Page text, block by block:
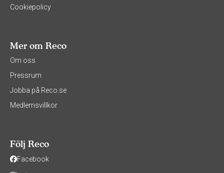
Cookiepolicy
Mer om Reco
Om oss
Pressrum
Jobba på Reco.se
Medlemsvillkor
Följ Reco
Facebook